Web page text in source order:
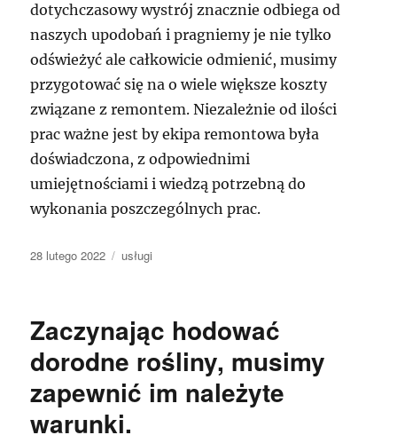
dotychczasowy wystrój znacznie odbiega od
naszych upodobań i pragniemy je nie tylko
odświeżyć ale całkowicie odmienić, musimy
przygotować się na o wiele większe koszty
związane z remontem. Niezależnie od ilości
prac ważne jest by ekipa remontowa była
doświadczona, z odpowiednimi
umiejętnościami i wiedzą potrzebną do
wykonania poszczególnych prac.
Data
28 lutego 2022 Kategorie
usługi
Zaczynając hodować
dorodne rośliny, musimy
zapewnić im należyte
warunki.